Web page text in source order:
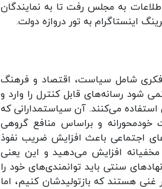
به مجلس رفت تا به نمایندگان
اینستاگرام به تور دروازه دولت.
فکری شامل سیاست، اقتصاد و فرهنگ
شود رسانه‌های قابل کنترل را وارد و
استفاده می‌کنند. آن سیاستمدارانی که
خودمحورانه و براساس منافع گروهی
اجتماعی باعث افزایش ضریب نفوذ
مخفیانه افزایش می‌دهید و این یعنی
سنتی باید توانمندی‌های خود را
هستند که بازتولیدشان کنیم، اما